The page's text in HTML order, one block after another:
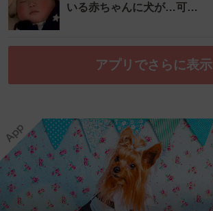
いる赤ちゃんに犬が…可…
アプリでさらに表示